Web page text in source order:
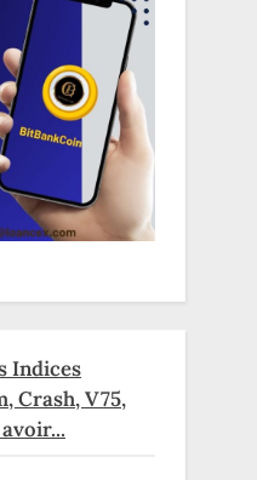
Indices
Crash, V75,